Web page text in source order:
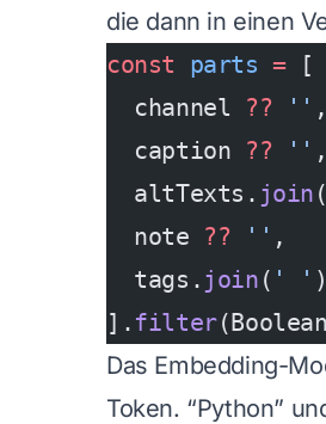
die dann in einen
const parts = [
  channel
?? '' ,
  caption
?? '' ,
  altTexts.
join (
  note
?? '' ,
  tags.
join ( ' '
]. filter
Das Embedding-
Token. “Python”